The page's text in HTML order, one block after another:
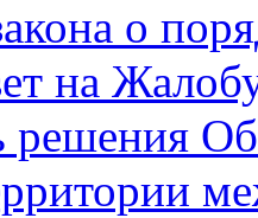
о
на
решения